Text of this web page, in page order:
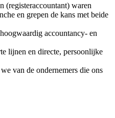
(registeraccountant) waren
en grepen de kans met beide
accountancy- en
lijnen en directe, persoonlijke
van de ondernemers die ons